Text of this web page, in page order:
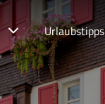
Urlaubstipps